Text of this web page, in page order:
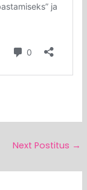
Next Postitus →